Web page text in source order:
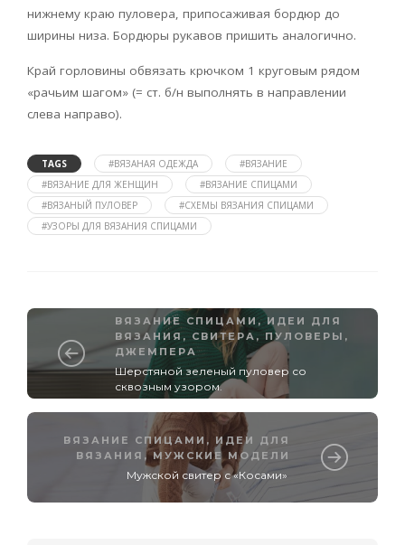
нижнему краю пуловера, припосаживая бордюр до
ширины низа. Бордюры рукавов пришить аналогично.
Край горловины обвязать крючком 1 круговым рядом
«рачьим шагом» (= ст. б/н выполнять в направлении
слева направо).
TAGS #ВЯЗАНАЯ ОДЕЖДА
#ВЯЗАНИЕ
#ВЯЗАНИЕ ДЛЯ ЖЕНЩИН
#ВЯЗАНИЕ СПИЦАМИ
#ВЯЗАНЫЙ ПУЛОВЕР
#СХЕМЫ ВЯЗАНИЯ СПИЦАМИ
#УЗОРЫ ДЛЯ ВЯЗАНИЯ СПИЦАМИ
ВЯЗАНИЕ СПИЦАМИ , ИДЕИ ДЛЯ
ВЯЗАНИЯ , СВИТЕРА, ПУЛОВЕРЫ,
ДЖЕМПЕРА
Шерстяной зеленый пуловер со
сквозным узором.
ВЯЗАНИЕ СПИЦАМИ , ИДЕИ ДЛЯ
ВЯЗАНИЯ ,МУЖСКИЕ МОДЕЛИ
Мужской свитер с «Косами»